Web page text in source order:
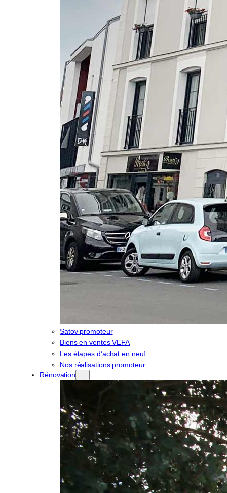
Satov promoteur
Biens en ventes VEFA
Les étapes d’achat en neuf
Nos réalisations promoteur
Rénovation